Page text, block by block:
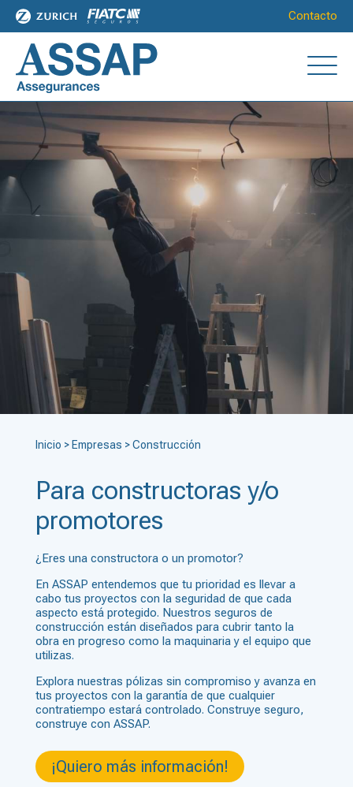
Contacto
Inicio > Empresas >Construcción
Para constructoras y/o
promotores
¿Eres una constructora o un promotor?
En ASSAP entendemos que tu prioridad es llevar a
cabo tus proyectos con la seguridad de que cada
aspecto está protegido. Nuestros seguros de
construcción están diseñados para cubrir tanto la
obra en progreso como la maquinaria y el equipo que
utilizas.
Explora nuestras pólizas sin compromiso y avanza en
tus proyectos con la garantía de que cualquier
contratiempo estará controlado. Construye seguro,
construye con ASSAP.
¡Quiero más información!